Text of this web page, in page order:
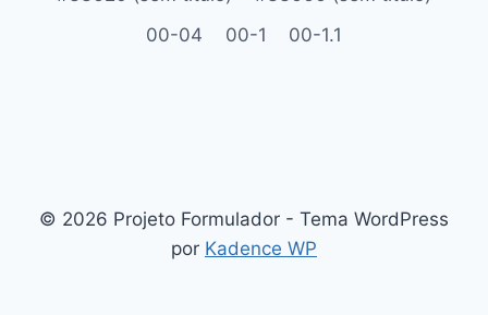
00-04
00-1 00-1.1
© 2026 Projeto Formulador - Tema WordPress
por Kadence WP